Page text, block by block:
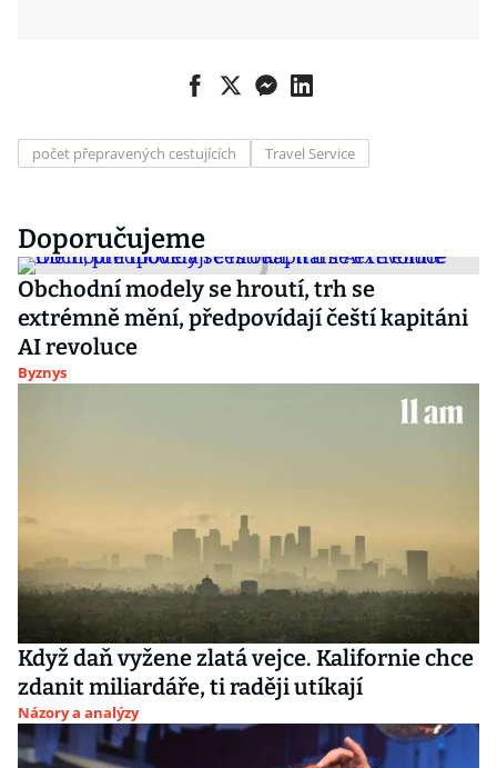
počet přepravených cestujících Travel Service
Doporučujeme
Obchodní modely se hroutí, trh se
extrémně mění, předpovídají čeští kapitáni
AI revoluce
Byznys
Když daň vyžene zlatá vejce. Kalifornie chce
zdanit miliardáře, ti raději utíkají
Názory a analýzy